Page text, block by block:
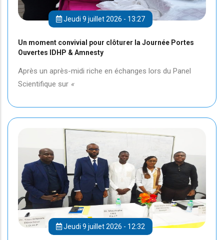
Jeudi 9 juillet 2026 - 13:27
Un moment convivial pour clôturer la Journée Portes
Ouvertes IDHP & Amnesty
Après un après-midi riche en échanges lors du Panel
Scientifique sur «
Jeudi 9 juillet 2026 - 12:32